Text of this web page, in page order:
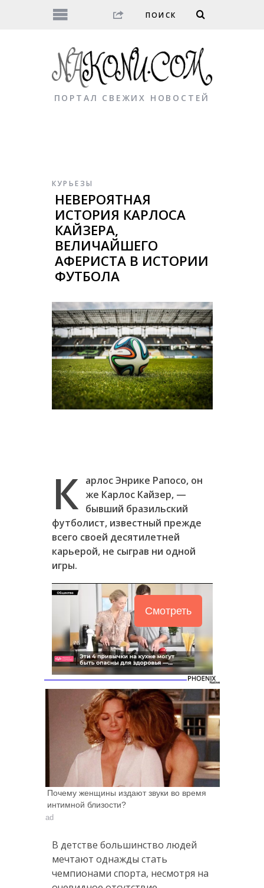
ПОРТАЛ СВЕЖИХ НОВОСТЕЙ
КУРЬЕЗЫ
НЕВЕРОЯТНАЯ
ИСТОРИЯ КАРЛОСА
КАЙЗЕРА,
ВЕЛИЧАЙШЕГО
АФЕРИСТА В ИСТОРИИ
ФУТБОЛА
К
арлос Энрике Рапосо, он
же Карлос Кайзер, —
бывший бразильский
футболист, известный прежде
всего своей десятилетней
карьерой, не сыграв ни одной
игры.
Смотреть
Почему женщины издают звуки во время
интимной близости?
ad
В детстве большинство людей
мечтают однажды стать
чемпионами спорта, несмотря на